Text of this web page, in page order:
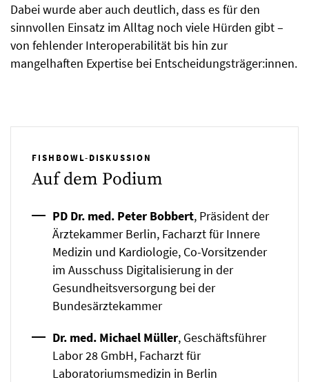
Dabei wurde aber auch deutlich, dass es für den
sinnvollen Einsatz im Alltag noch viele Hürden gibt –
von fehlender Interoperabilität bis hin zur
mangelhaften Expertise bei Entscheidungsträger:innen.
FISHBOWL-DISKUSSION
Auf dem Podium
PD Dr. med. Peter Bobbert, Präsident der
Ärztekammer Berlin, Facharzt für Innere
Medizin und Kardiologie, Co-Vorsitzender
im Ausschuss Digitalisierung in der
Gesundheitsversorgung bei der
Bundesärztekammer
Dr. med. Michael Müller, Geschäftsführer
Labor 28 GmbH, Facharzt für
Laboratoriumsmedizin in Berlin